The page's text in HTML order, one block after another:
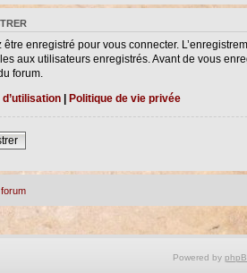
être enregistré pour vous connecter.
aux utilisateurs enregistrés. Avant de vous
forum.
| Politique de vie privée
Powered by